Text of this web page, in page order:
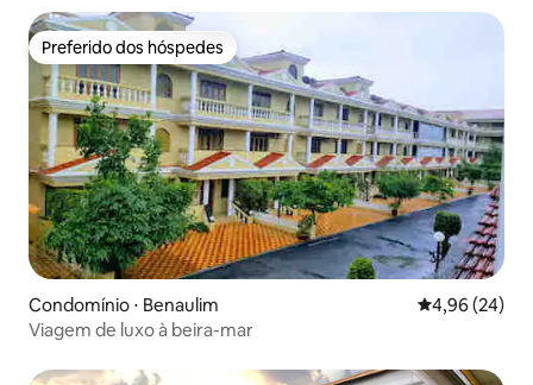
Preferido dos hóspedes
Preferido dos hóspedes
Condomínio ⋅ Benaulim 4,96 de uma
4,96 (24)
Viagem de luxo à beira-mar